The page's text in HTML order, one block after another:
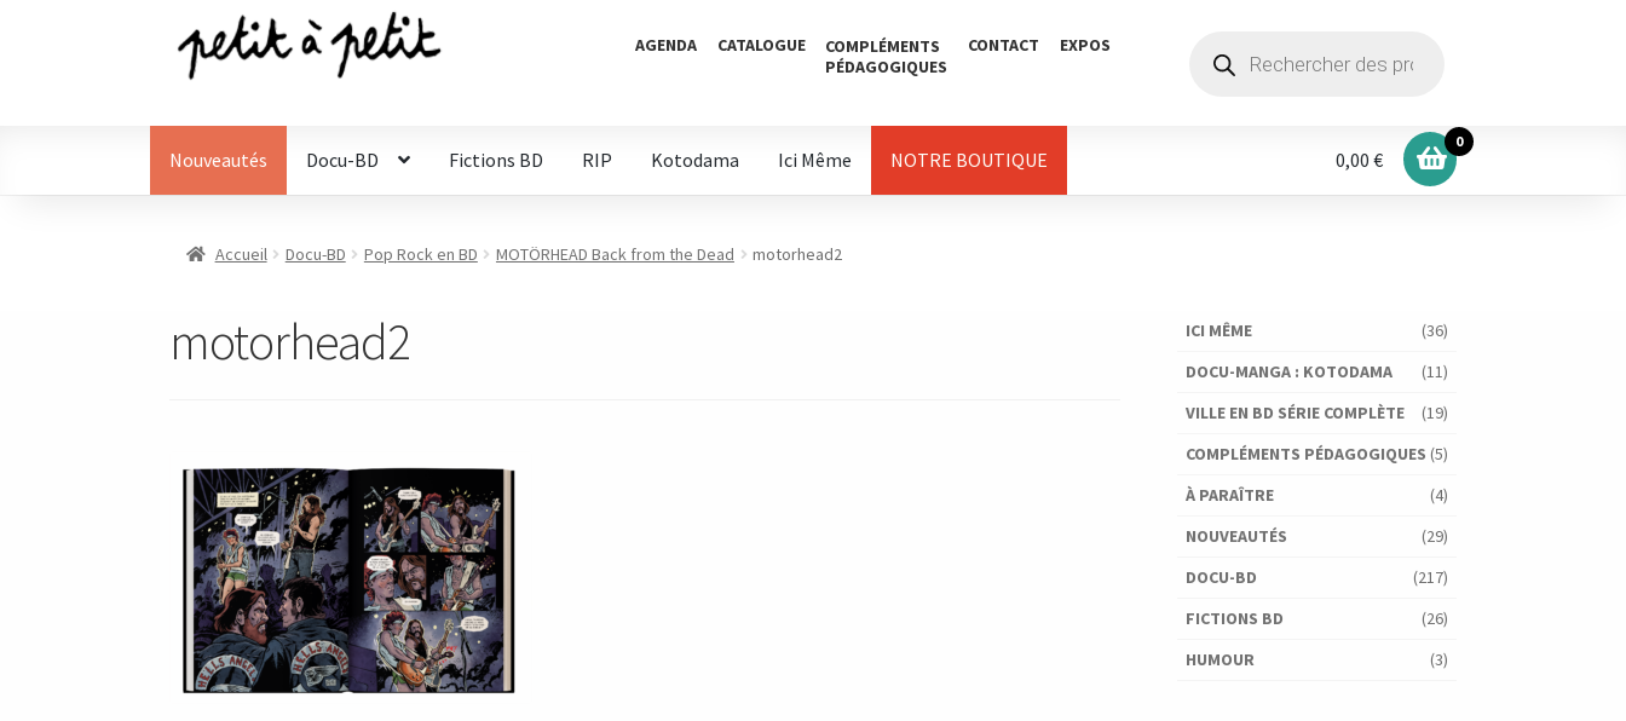
Aller
navigation
Aller
AGENDA CATALOGUE
COMPLÉMENTS
PÉDAGOGIQUES
CONTACT EXPOS
produits
Nouveautés Docu-BD Fictions BD RIP Kotodama Ici Même NOTRE BOUTIQUE 0,00 €
0
Accueil Docu-BD Pop Rock en BD MOTÖRHEAD Back from the Dead motorhead2
motorhead2 ICI MÊME
(36)
DOCU-MANGA : KOTODAMA
(11)
VILLE EN BD SÉRIE COMPLÈTE
(19)
COMPLÉMENTS PÉDAGOGIQUES (5)
À PARAÎTRE
(4)
NOUVEAUTÉS
(29)
DOCU-BD
(217)
FICTIONS BD
(26)
HUMOUR
(3)